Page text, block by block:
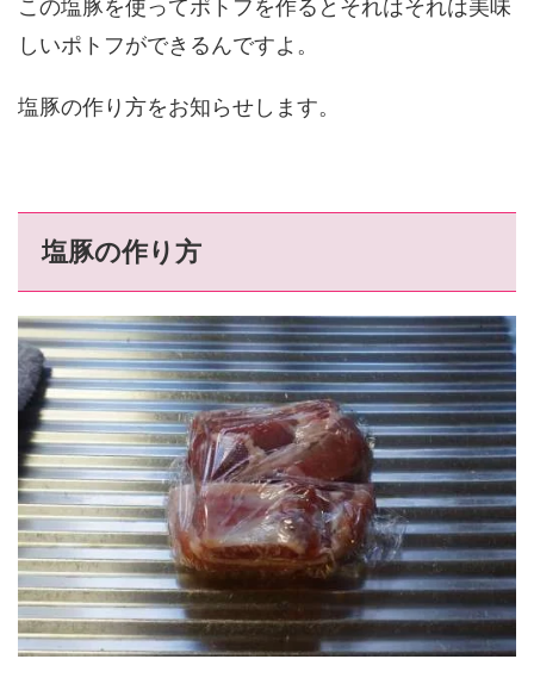
この塩豚を使ってポトフを作るとそれはそれは美味
しいポトフができるんですよ。
塩豚の作り方をお知らせします。
塩豚の作り方